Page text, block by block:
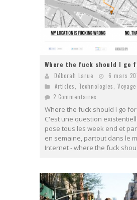
Where the fuck should I go
Déborah Larue
6 mars
Articles
Technologies
Voyage
2 Commentaires
Where the fuck should I go
C'est une question
pose tous les week end et
en semaine, partout dans le
Internet - where the fuck